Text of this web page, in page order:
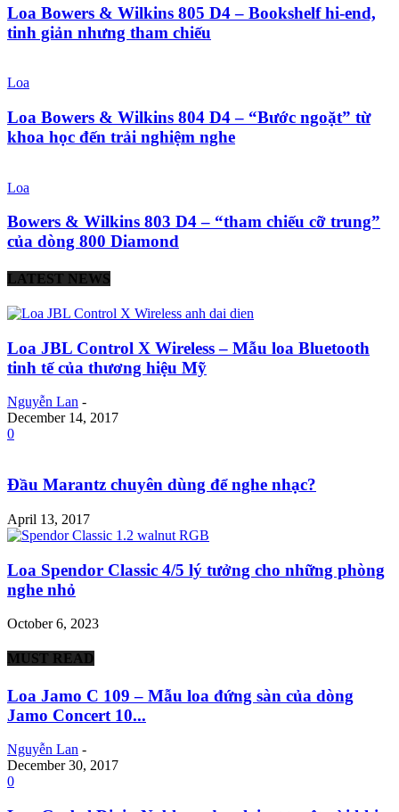
Loa Bowers & Wilkins 805 D4 – Bookshelf hi-end,
tinh giản nhưng tham chiếu
Loa
Loa Bowers & Wilkins 804 D4 – “Bước ngoặt” từ
khoa học đến trải nghiệm nghe
Loa
Bowers & Wilkins 803 D4 – “tham chiếu cỡ trung”
của dòng 800 Diamond
LATEST NEWS
Loa JBL Control X Wireless – Mẫu loa Bluetooth
tinh tế của thương hiệu Mỹ
Nguyễn Lan -
December 14, 2017
0
Đầu Marantz chuyên dùng để nghe nhạc?
April 13, 2017
Loa Spendor Classic 4/5 lý tưởng cho những phòng
nghe nhỏ
October 6, 2023
MUST READ
Loa Jamo C 109 – Mẫu loa đứng sàn của dòng
Jamo Concert 10...
Nguyễn Lan -
December 30, 2017
0